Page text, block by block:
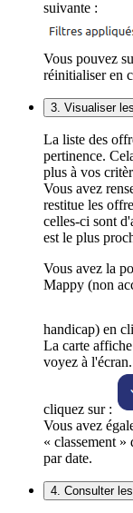
suivante :
Vous pouvez
réinitialiser en
3. Visualiser
La liste des
pertinence.
plus à vos
Vous avez
restitue les
celles-ci sont
est le plus
Vous avez la
Mappy (non
handicap) en
La carte
voyez à
cliquez sur :
Vous avez
« classement
par date.
4. Consulter